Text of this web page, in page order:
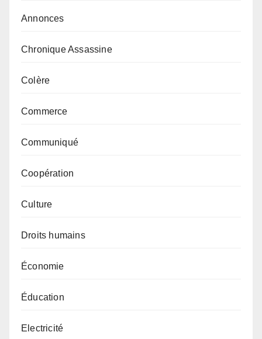
Annonces
Chronique Assassine
Colère
Commerce
Communiqué
Coopération
Culture
Droits humains
Économie
Éducation
Electricité